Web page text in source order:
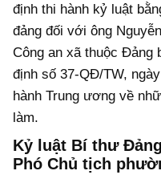
định thi hành kỷ luật
đảng đối với ông
Công an xã thuộc Đảng
định số 37-QĐ/TW,
hành Trung ương về
làm.
Kỷ luật Bí thư
Phó Chủ tịch